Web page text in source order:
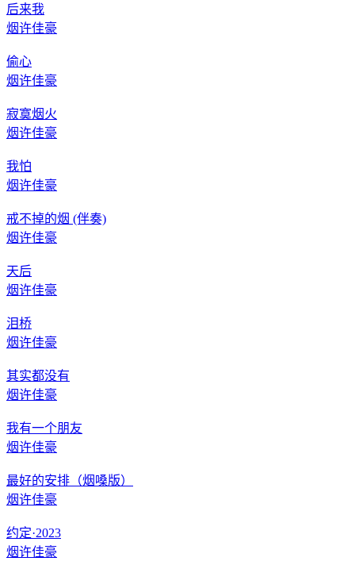
后来我
烟许佳豪
偷心
烟许佳豪
寂寞烟火
烟许佳豪
我怕
烟许佳豪
戒不掉的烟 (伴奏)
烟许佳豪
天后
烟许佳豪
泪桥
烟许佳豪
其实都没有
烟许佳豪
我有一个朋友
烟许佳豪
最好的安排（烟嗓版）
烟许佳豪
约定·2023
烟许佳豪